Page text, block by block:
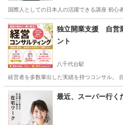
国際人としての日本人の活躍できる講座 初
千葉 市川市 市川駅 その他
独立開業支援 自営
ント
八千代台駅
経営者を多数輩出した実績を持つコンサル。
千葉 八千代市 八千代台駅 その他
最近、スーパー行く